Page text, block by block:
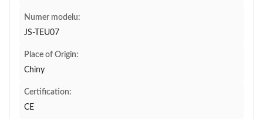
Numer modelu:
JS-TEU07
Place of Origin:
Chiny
Certification:
CE